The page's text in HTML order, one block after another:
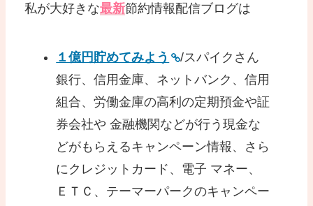
私が大好きな最新節約情報配信ブログは
１億円貯めてみよう
/スパイクさん
銀行、信用金庫、ネットバンク、信用
組合、労働金庫の高利の定期預金や証
券会社や 金融機関などが行う現金な
どがもらえるキャンペーン情報、さら
にクレジットカード、電子 マネー、
ＥＴＣ、テーマーパークのキャンペー